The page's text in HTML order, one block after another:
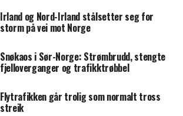
Irland og Nord-Irland stålsetter seg for
storm på vei mot Norge
Snøkaos i Sør-Norge: Strømbrudd, stengte
fjelloverganger og trafikktrøbbel
Flytrafikken går trolig som normalt tross
streik